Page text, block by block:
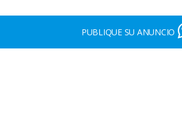
PUBLIQUE SU ANUNCIO